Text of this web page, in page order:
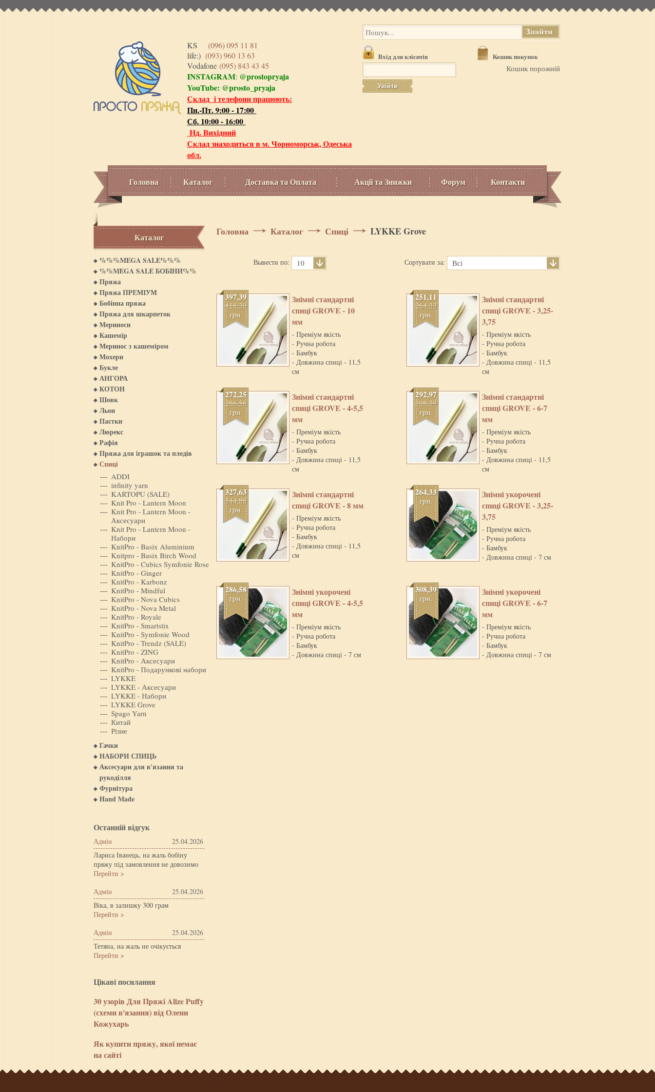
KS (096) 095 11 81
life:) (093) 960 13 63
Vodafone (095) 843 43 45
INSTAGRAM: @prostopryaja
YouTube: @prosto_pryaja
Склад і телефони працюють:
Пн.-Пт. 9:00 - 17:00
Сб. 10:00 - 16:00
Нд. Вихідний
Склад знаходиться в м. Чорноморськ, Одеська
обл.
Вхід для клієнтів Кошик покупок
Кошик порожній
Головна Каталог Доставка та Оплата Акції та Знижки Форум Контакти
Каталог
%%%MEGA SALE%%%
%%MEGA SALE БОБIНИ%%
Пряжа
Пряжа ПРЕМІУМ
Бобінна пряжа
Пряжа для шкарпеток
Мериноси
Кашемiр
Меринос з кашемiром
Мохери
Букле
АНГОРА
КОТОН
Шовк
Льон
Паєтки
Люрекс
Рафія
Пряжа для iграшок та пледiв
Спиці
ADDI
infinity yarn
KARTOPU (SALE)
Knit Pro - Lantern Moon
Knit Pro - Lantern Moon -
Аксесуари
Knit Pro - Lantern Moon -
Набори
KnitPro - Basix Aluminium
Knitpro - Basix Birch Wood
KnitPro - Cubics Symfonie Rose
KnitPro - Ginger
KnitPro - Karbonz
KnitPro - Mindful
KnitPro - Nova Cubics
KnitPro - Nova Metal
KnitPro - Royale
KnitPro - Smartstix
KnitPro - Symfonie Wood
KnitPro - Trendz (SALE)
KnitPro - ZING
KnitPro - Аксесуари
KnitPro - Подарунковi набори
LYKKE
LYKKE - Аксесуари
LYKKE - Набори
LYKKE Grove
Spago Yarn
Китай
Рiзне
Гачки
НАБОРИ СПИЦЬ
Аксесуари для в'язання та
рукоділля
Фурнітура
Hand Made
Останній відгук
Адмін
25.04.2026
Лариса Іванець, на жаль бобіну
пряжу під замовлення не довозимо
Перейти >
Адмін
25.04.2026
Віка, в залишку 300 грам
Перейти >
Адмін
25.04.2026
Тетяна, на жаль не очікується
Перейти >
Цiкавi посилання
30 узорів Для Пряжі Alize Puffy
(схеми в'язання) від Олени
Кожухарь
Як купити пряжу, якої немає
на сайті
Головна Каталог Спиці LYKKE Grove
Вывести по: 10 Сортувати за: Всі
397,39
418,30
грн.
Знiмнi стандартнi
спицi GROVE - 10
мм
- Преміум якість
- Ручна робота
- Бамбук
- Довжина спиці - 11,5
см
251,11
264,33
грн.
Знiмнi стандартнi
спицi GROVE - 3,25-
3,75
- Преміум якість
- Ручна робота
- Бамбук
- Довжина спиці - 11,5
см
272,25
286,58
грн.
Знiмнi стандартнi
спицi GROVE - 4-5,5
мм
- Преміум якість
- Ручна робота
- Бамбук
- Довжина спиці - 11,5
см
292,97
308,39
грн.
Знiмнi стандартнi
спицi GROVE - 6-7
мм
- Преміум якість
- Ручна робота
- Бамбук
- Довжина спиці - 11,5
см
327,63
344,88
грн.
Знiмнi стандартнi
спицi GROVE - 8 мм
- Преміум якість
- Ручна робота
- Бамбук
- Довжина спиці - 11,5
см
264,33
грн.
Знiмнi укороченi
спицi GROVE - 3,25-
3,75
- Преміум якість
- Ручна робота
- Бамбук
- Довжина спиці - 7 см
286,58
грн.
Знiмнi укороченi
спицi GROVE - 4-5,5
мм
- Преміум якість
- Ручна робота
- Бамбук
- Довжина спиці - 7 см
308,39
грн.
Знiмнi укороченi
спицi GROVE - 6-7
мм
- Преміум якість
- Ручна робота
- Бамбук
- Довжина спиці - 7 см